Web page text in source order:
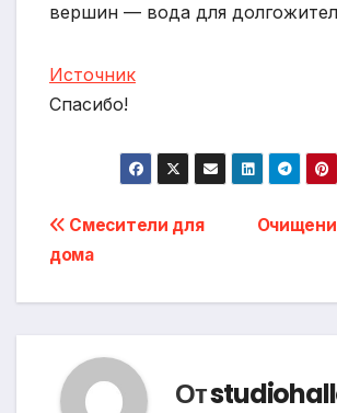
вершин — вода для
Источник
Спасибо!
Навигация
по
Смесители для
дома
От